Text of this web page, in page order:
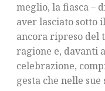
meglio, la fiasca –
aver lasciato sotto
ancora ripreso del
ragione e, davanti
celebrazione,
gesta che nelle